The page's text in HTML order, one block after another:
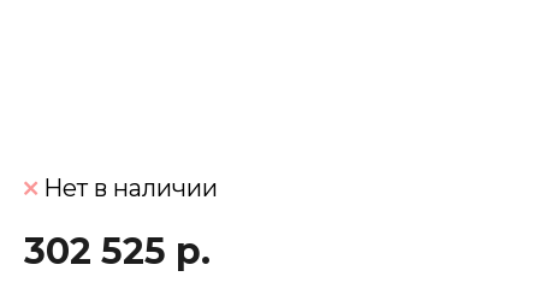
Нет в наличии
302 525 р.